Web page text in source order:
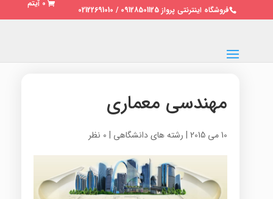
فروشگاه اینترنتی پرواز 09128501125 / 02122691010
0 آیتم
مهندسی معماری
10 می 2015 | رشته های دانشگاهی | 0 نظر